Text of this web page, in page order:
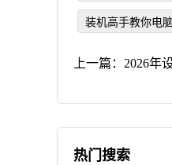
程
装机高手教你电
上一篇： 2026年
热门搜索